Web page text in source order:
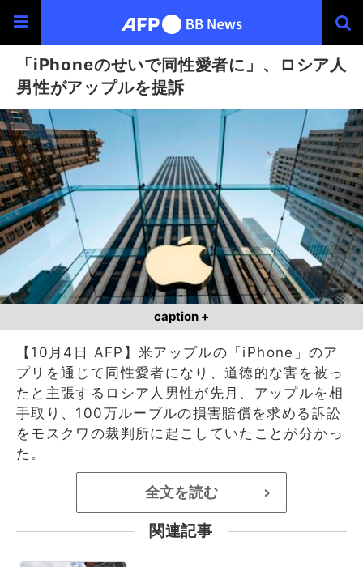
「iPhoneのせいで同性愛者に」、ロシア人
男性がアップルを提訴
caption +
【10月4日 AFP】米アップルの「iPhone」のア
プリを通じて同性愛者になり、道徳的な害を被っ
たと主張するロシア人男性が先月、アップルを相
手取り、100万ルーブルの損害賠償を求める訴訟
をモスクワの裁判所に起こしていたことが分かっ
た。
全文を読む >
関連記事